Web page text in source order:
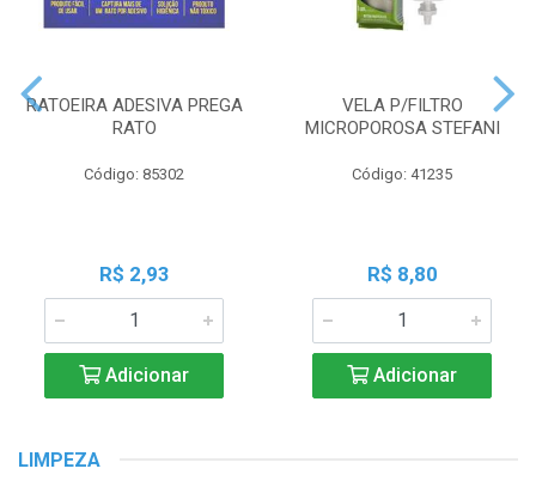
RATOEIRA ADESIVA PREGA
RATO
Código: 85302
R$ 2,93
Adicionar
VELA P/FILTRO
MICROPOROSA STEFANI
Código: 41235
R$ 8,80
Adicionar
LIMPEZA